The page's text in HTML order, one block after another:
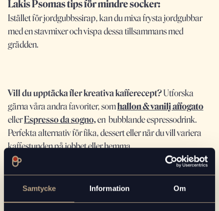
Samtycke Information Om
Lakis Psomas tips för mindre socker:
Istället för jordgubbssirap, kan du mixa frysta jordgubbar
med en stavmixer och vispa dessa tillsammans med
grädden.
Vill du upptäcka fler kreativa kafferecept?Utforska
gärna våra andra favoriter, somhallon & vanilj affogato
ellerEspresso da sogno,en bubblande espressodrink.
Perfekta alternativ för fika, dessert eller när du vill variera
kaffestunden på jobbet eller hemma.